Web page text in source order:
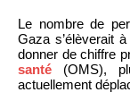
Le nombre de
Gaza s’élèverait
donner de chiffre
santé (OMS),
actuellement